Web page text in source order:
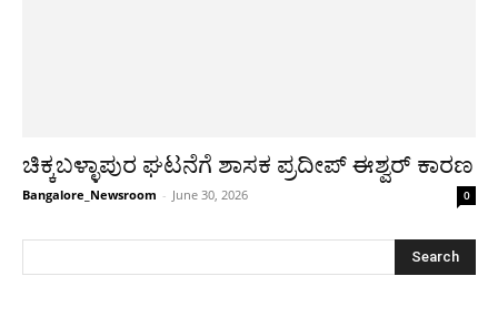
ಚಿಕ್ಕಬಳ್ಳಾಪುರ ಘಟನೆಗೆ ಶಾಸಕ ಪ್ರದೀಪ್ ಈಶ್ವರ್ ಕಾರಣ
Bangalore_Newsroom - June 30, 2026 0